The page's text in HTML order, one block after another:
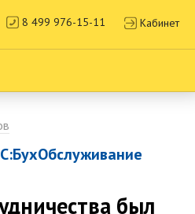
8 499 976-15-11 Кабинет
был